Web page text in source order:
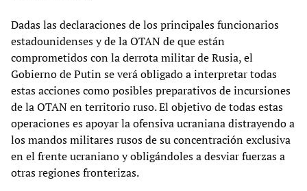
Dadas las declaraciones de los principales funcionarios
estadounidenses y de la OTAN de que están
comprometidos con la derrota militar de Rusia, el
Gobierno de Putin se verá obligado a interpretar todas
estas acciones como posibles preparativos de incursiones
de la OTAN en territorio ruso. El objetivo de todas estas
operaciones es apoyar la ofensiva ucraniana distrayendo a
los mandos militares rusos de su concentración exclusiva
en el frente ucraniano y obligándoles a desviar fuerzas a
otras regiones fronterizas.